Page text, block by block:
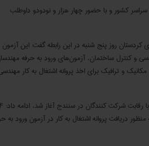
کشور و با حضور چهار هزار و نودودو داوطلب
روز پنج شنبه در این رابطه گفت: این آزمون
قانون نظام مهندسی و کنترل ساختمان، آزمون‌های ورود به حرفه
و ترافیک برای اخذ پروانه اشتغال به کار
محمدحسین جمشیدی با بیان اینکه این آزمون صبح امروز با رقابت شرکت کنندگان در سنندج آغاز شد، ادامه داد: ۴
شامل سه هزار و ۲۶۲ نفر آقا و ۸۳۰ خانم به منظور دریافت پروانه